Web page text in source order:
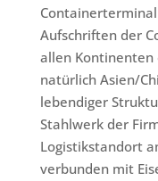
Aufschriften der
allen Kontinenten
natürlich Asien/
lebendiger
Stahlwerk der
Logistikstandort
verbunden mit